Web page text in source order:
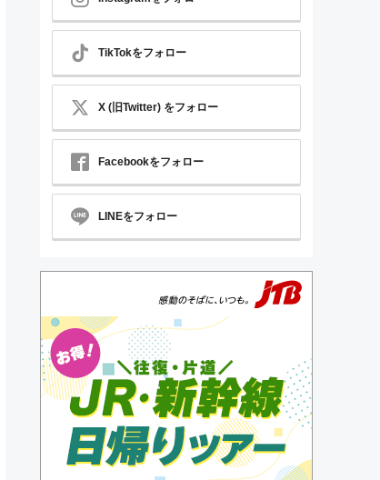
TikTokをフォロー
X (旧Twitter) をフォロー
Facebookをフォロー
LINEをフォロー